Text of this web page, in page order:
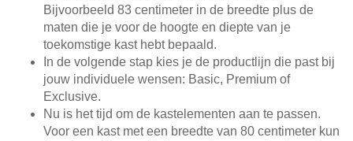
Bijvoorbeeld 83 centimeter in de breedte plus de
maten die je voor de hoogte en diepte van je
toekomstige kast hebt bepaald.
In de volgende stap kies je de productlijn die past bij
jouw individuele wensen: Basic, Premium of
Exclusive.
Nu is het tijd om de kastelementen aan te passen.
Voor een kast met een breedte van 80 centimeter kun